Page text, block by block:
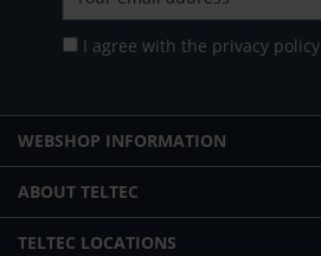
I agree with the privacy policy
WEBSHOP INFORMATION
ABOUT TELTEC
TELTEC LOCATIONS